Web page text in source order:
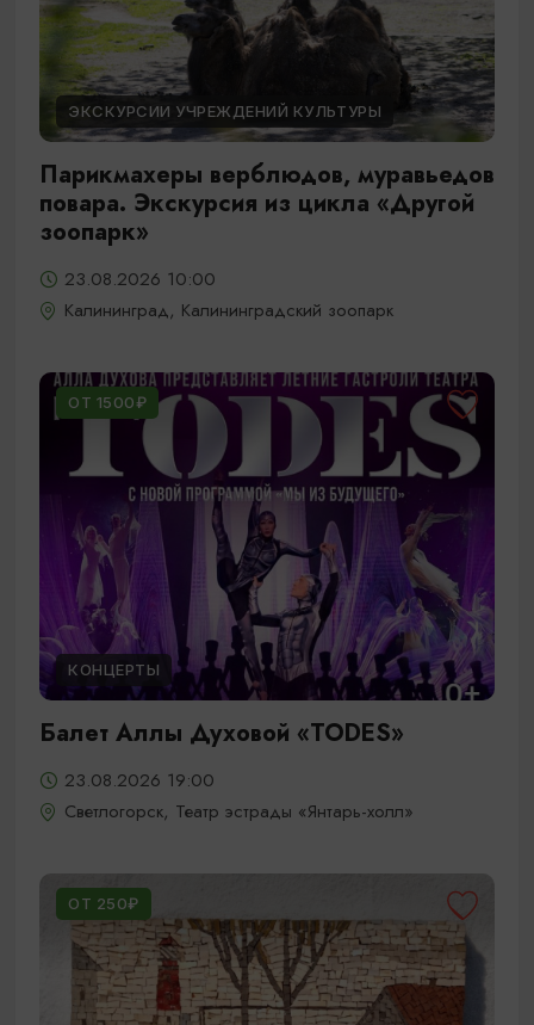
ЭКСКУРСИИ УЧРЕЖДЕНИЙ КУЛЬТУРЫ
Парикмахеры верблюдов, муравьедов
повара. Экскурсия из цикла «Другой
зоопарк»
23.08.2026 10:00
Калининград, Калининградский зоопарк
ОТ 1500₽
КОНЦЕРТЫ
Балет Аллы Духовой «TODES»
23.08.2026 19:00
Светлогорск, Театр эстрады «Янтарь-холл»
ОТ 250₽